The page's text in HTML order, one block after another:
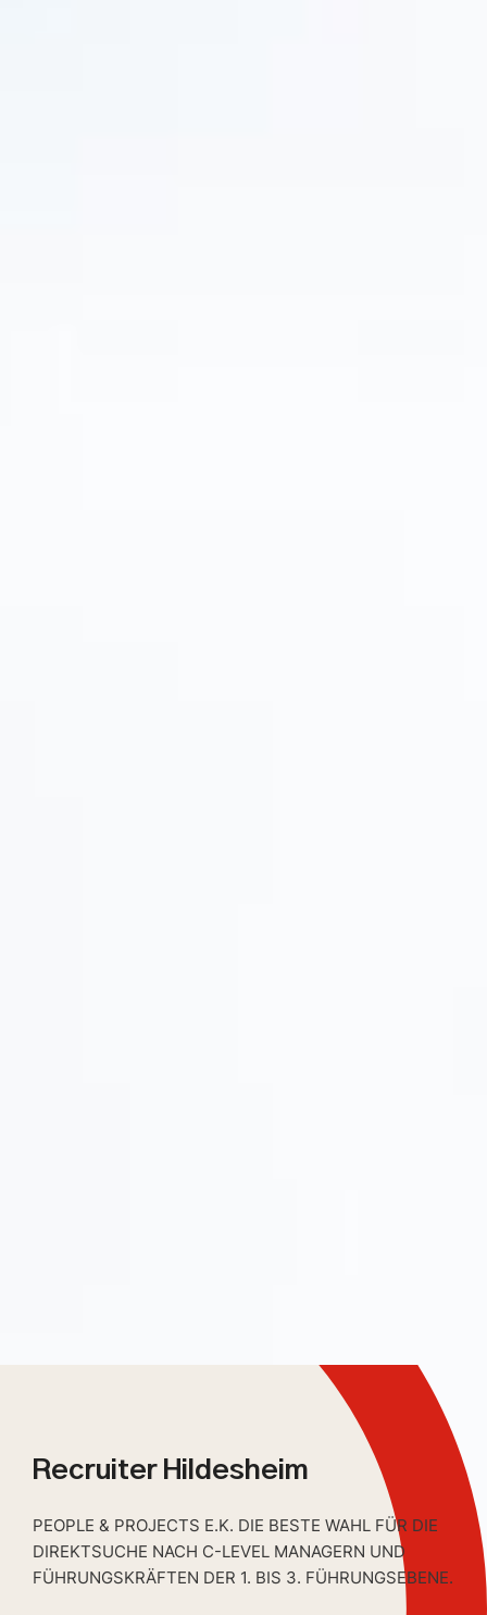
Recruiter Hildesheim
PEOPLE & PROJECTS E.K. DIE BESTE WAHL FÜR DIE
DIREKTSUCHE NACH C-LEVEL MANAGERN UND
FÜHRUNGSKRÄFTEN DER 1. BIS 3. FÜHRUNGSEBENE.